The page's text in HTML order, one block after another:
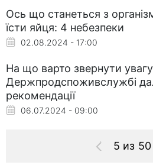
Ось що станеться з
їсти яйця: 4 небезпеки
02.08.2024 - 17:00
На що варто звернути
Держпродспоживслужбі
рекомендації
06.07.2024 - 09:00
5 из 50